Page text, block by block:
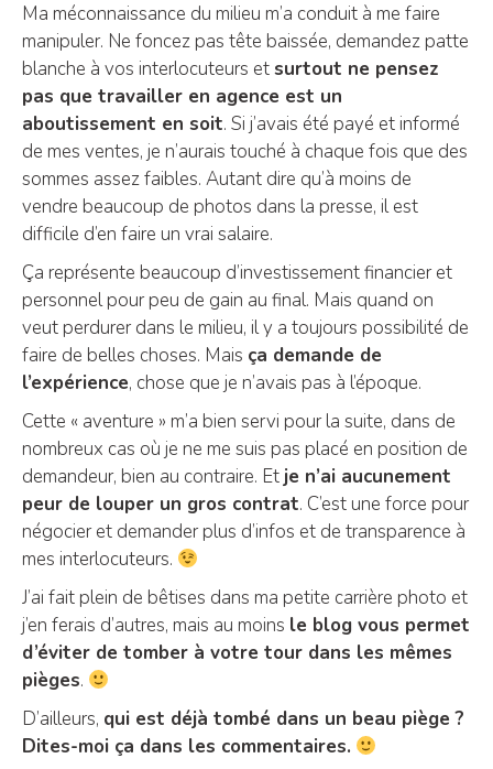
Ma méconnaissance du milieu m’a conduit à me faire
manipuler. Ne foncez pas tête baissée, demandez patte
blanche à vos interlocuteurs etsurtout ne pensez
pas que travailler en agence est un
aboutissement en soit. Si j’avais été payé et informé
de mes ventes, je n’aurais touché à chaque fois que des
sommes assez faibles. Autant dire qu’à moins de
vendre beaucoup de photos dans la presse, il est
difficile d’en faire un vrai salaire.
Ça représente beaucoup d’investissement financier et
personnel pour peu de gain au final. Mais quand on
veut perdurer dans le milieu, il y a toujours possibilité de
faire de belles choses. Mais ça demande de
l’expérience, chose que je n’avais pas à l’époque.
Cette « aventure » m’a bien servi pour la suite, dans de
nombreux cas où je ne me suis pas placé en position de
demandeur, bien au contraire. Etje n’ai aucunement
peur de louper un gros contrat. C’est une force pour
négocier et demander plus d’infos et de transparence à
mes interlocuteurs.
J’ai fait plein de bêtises dans ma petite carrière photo et
j’en ferais d’autres, mais au moins le blog vous permet
d’éviter de tomber à votre tour dans les mêmes
pièges.
D’ailleurs, qui est déjà tombé dans un beau piège ?
Dites-moi ça dans les commentaires.